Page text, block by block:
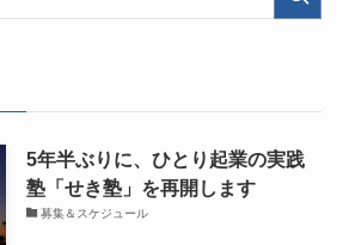
5年半ぶりに、ひとり起業の実践
塾「せき塾」を再開します
募集＆スケジュール